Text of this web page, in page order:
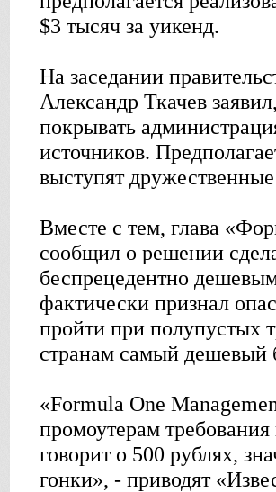
$3 тысяч за уикенд.
На заседании
Александр Ткачев
покрывать
источников.
выступят
Вместе с тем, глава
сообщил о решении
беспрецедентно
фактически признал
пройти при полупустых
странам самый дешевый
«Formula One
промоутерам
говорит о 500 рублях,
гонки», - приводят